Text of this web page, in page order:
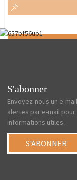
S'abonner
Envoyez-nous un e-
alertes par e-mail
informations utiles.
S'ABONNER